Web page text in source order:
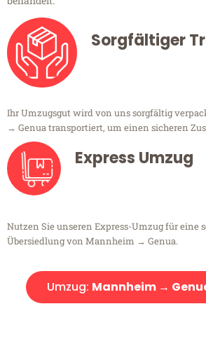
Sorgfältiger
Ihr Umzugsgut wird von uns sorgfältig
→ Genua transportiert, um einen sicheren
Express Umzug
Nutzen Sie unseren Express-Umzug für eine
Übersiedlung von Mannheim → Genua.
Umzug: Mannheim →